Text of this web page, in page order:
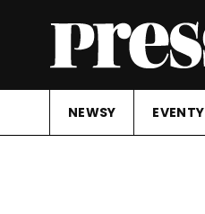
NEWSY EVENTY